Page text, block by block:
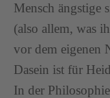
Mensch ängstige
(also allem, was
vor dem eigenen
Dasein ist für
In der